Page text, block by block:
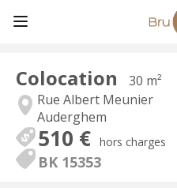
Colocation
30 m²
Rue Albert Meunier
Auderghem
510 € hors charges
BK 15353